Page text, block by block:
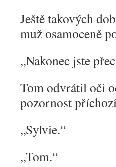
Ještě takových
muž osamoceně
„Nakonec jste
Tom odvrátil oči
pozornost
„Sylvie.“
„Tom.“